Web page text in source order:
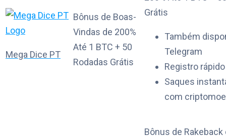
Mega Dice PT
Bônus de Boas-
Vindas de 200%
Até 1 BTC + 50
Rodadas Grátis
Grátis
Também
Telegram
Registro rápido
Saques
com
Bônus de Rakeback